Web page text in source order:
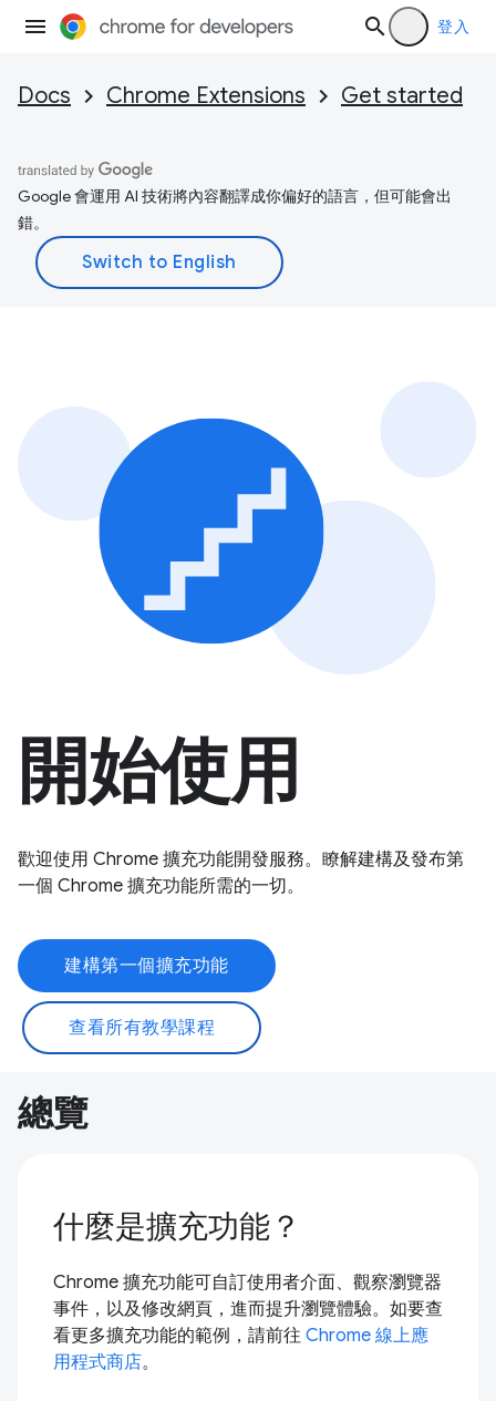
登入
Docs Chrome Extensions Get started
Google 會運用 AI 技術將內容翻譯成你偏好的語言，但可能會出
錯。
開始使用
歡迎使用 Chrome 擴充功能開發服務。瞭解建構及發布第
一個 Chrome 擴充功能所需的一切。
建構第一個擴充功能
查看所有教學課程
總覽
什麼是擴充功能？
Chrome 擴充功能可自訂使用者介面、觀察瀏覽器
事件，以及修改網頁，進而提升瀏覽體驗。如要查
看更多擴充功能的範例，請前往 Chrome 線上應
用程式商店。